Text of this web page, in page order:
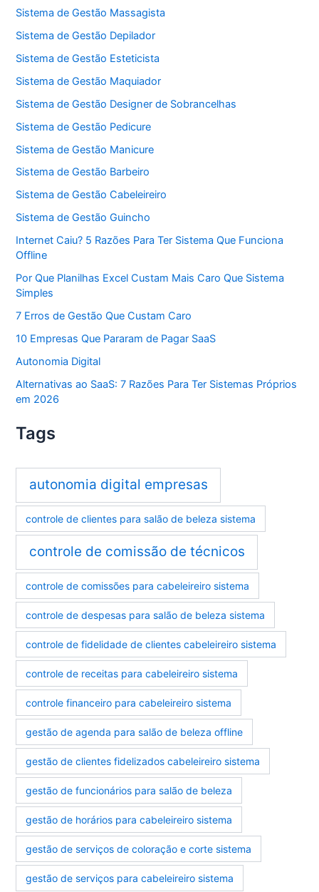
Sistema de Gestão Massagista
Sistema de Gestão Depilador
Sistema de Gestão Esteticista
Sistema de Gestão Maquiador
Sistema de Gestão Designer de Sobrancelhas
Sistema de Gestão Pedicure
Sistema de Gestão Manicure
Sistema de Gestão Barbeiro
Sistema de Gestão Cabeleireiro
Sistema de Gestão Guincho
Internet Caiu? 5 Razões Para Ter Sistema Que Funciona
Offline
Por Que Planilhas Excel Custam Mais Caro Que Sistema
Simples
7 Erros de Gestão Que Custam Caro
10 Empresas Que Pararam de Pagar SaaS
Autonomia Digital
Alternativas ao SaaS: 7 Razões Para Ter Sistemas Próprios
em 2026
Tags
autonomia digital empresas
controle de clientes para salão de beleza sistema
controle de comissão de técnicos
controle de comissões para cabeleireiro sistema
controle de despesas para salão de beleza sistema
controle de fidelidade de clientes cabeleireiro sistema
controle de receitas para cabeleireiro sistema
controle financeiro para cabeleireiro sistema
gestão de agenda para salão de beleza offline
gestão de clientes fidelizados cabeleireiro sistema
gestão de funcionários para salão de beleza
gestão de horários para cabeleireiro sistema
gestão de serviços de coloração e corte sistema
gestão de serviços para cabeleireiro sistema